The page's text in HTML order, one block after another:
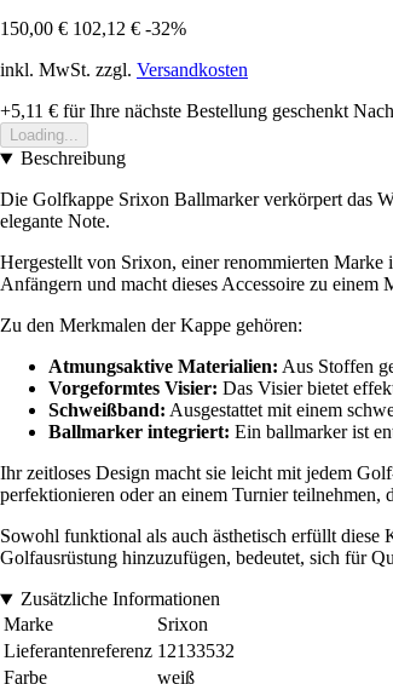
150,00 € 102,12 € -32%
inkl. MwSt. zzgl. Versandkosten
+5,11 € für Ihre nächste Bestellung geschenkt
Loading...
Beschreibung
Die Golfkappe Srixon Ballmarker verkörpert das
elegante Note.
Hergestellt von Srixon, einer renommierten
Anfängern und macht dieses Accessoire zu einem
Zu den Merkmalen der Kappe gehören:
Atmungsaktive Materialien: Aus Stoffen
Vorgeformtes Visier: Das Visier bietet
Schweißband: Ausgestattet mit einem
Ballmarker integriert: Ein ballmarker ist
Ihr zeitloses Design macht sie leicht mit jedem
perfektionieren oder an einem Turnier
Sowohl funktional als auch ästhetisch erfüllt
Golfausrüstung hinzuzufügen, bedeutet, sich für
Zusätzliche Informationen
Marke
Srixon
Lieferantenreferenz 12133532
Farbe
weiß